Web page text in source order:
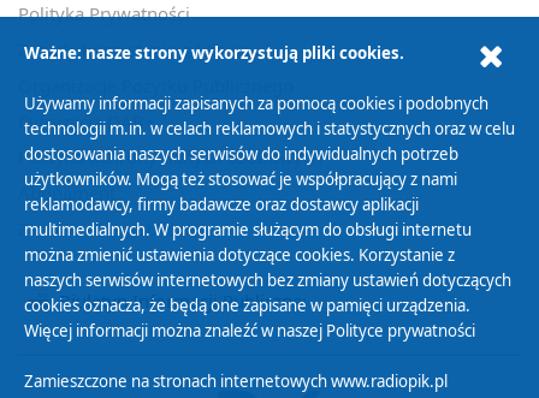
Polityka Prywatności
Zasady korzystania z Serwisu
Cyfryzacja DAB+
Polityka ochrony danych osobowych
Abonament
Zamówienia publiczne
Biuletyn Informacji Publicznej
Ważne: nasze strony wykorzystują pliki cookies.
Używamy informacji zapisanych za pomocą cookies i podobnych
technologii m.in. w celach reklamowych i statystycznych oraz w celu
dostosowania naszych serwisów do indywidualnych potrzeb
użytkowników. Mogą też stosować je współpracujący z nami
reklamodawcy, firmy badawcze oraz dostawcy aplikacji
multimedialnych. W programie służącym do obsługi internetu
można zmienić ustawienia dotyczące cookies. Korzystanie z
naszych serwisów internetowych bez zmiany ustawień dotyczących
cookies oznacza, że będą one zapisane w pamięci urządzenia.
Więcej informacji można znaleźć w naszej Polityce prywatności
Zamieszczone na stronach internetowych www.radiopik.pl